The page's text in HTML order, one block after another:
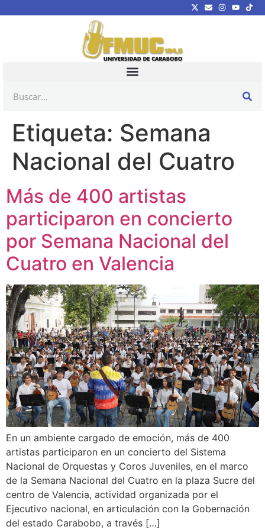
Etiqueta: Semana
Nacional del Cuatro
Más de 400 artistas
participaron en concierto
por Semana Nacional del
Cuatro en Valencia
En un ambiente cargado de emoción, más de 400
artistas participaron en un concierto del Sistema
Nacional de Orquestas y Coros Juveniles, en el marco
de la Semana Nacional del Cuatro en la plaza Sucre del
centro de Valencia, actividad organizada por el
Ejecutivo nacional, en articulación con la Gobernación
del estado Carabobo, a través […]